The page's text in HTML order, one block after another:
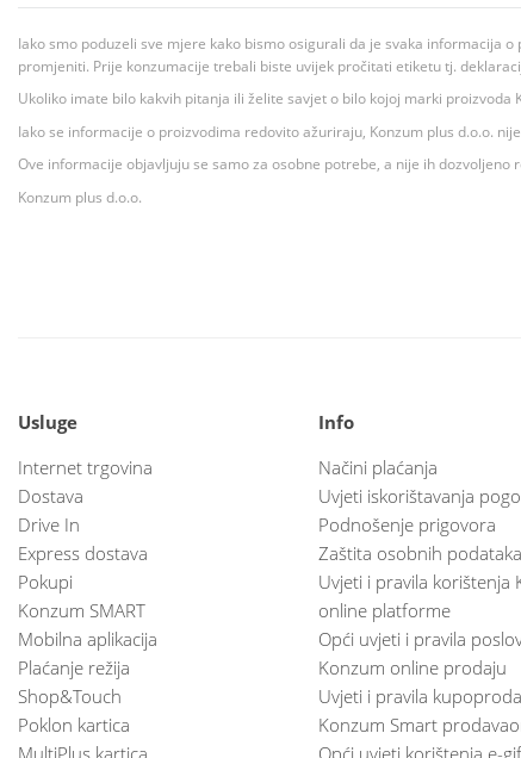
Iako smo poduzeli sve mjere kako bismo osigurali da je svaka informacija
promjeniti. Prije konzumacije trebali biste uvijek pročitati etiketu tj.
Ukoliko imate bilo kakvih pitanja ili želite savjet o bilo kojoj marki
Iako se informacije o proizvodima redovito ažuriraju, Konzum plus d.o.o.
Ove informacije objavljuju se samo za osobne potrebe, a nije ih
Konzum plus d.o.o.
Usluge
Internet trgovina
Dostava
Drive In
Express dostava
Pokupi
Konzum SMART
Mobilna aplikacija
Plaćanje režija
Shop&Touch
Poklon kartica
MultiPlus kartica
Info
Načini plaćanja
Uvjeti iskorištavanja
Podnošenje prigovora
Zaštita osobnih podataka
Uvjeti i pravila korištenja
online platforme
Opći uvjeti i pravila
Konzum online prodaju
Uvjeti i pravila
Konzum Smart
Opći uvjeti korištenja e-